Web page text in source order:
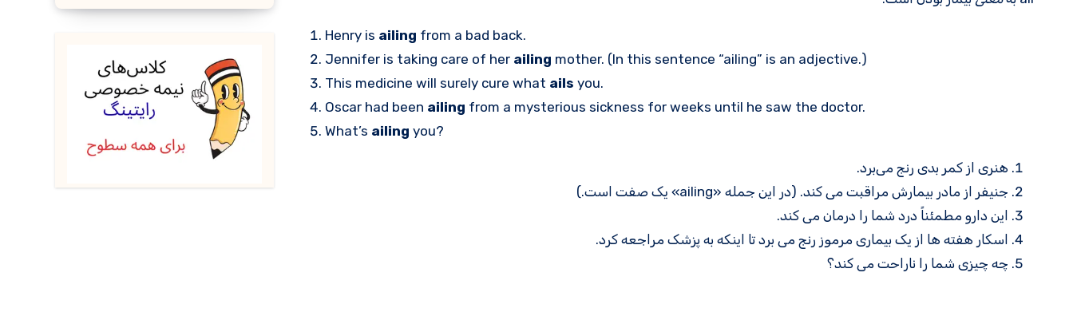
Henry is ailing from a bad back.
Jennifer is taking care of her ailing mother. (In this sentence “ailing” is an adjective.)
This medicine will surely cure what ails you.
Oscar had been ailing from a mysterious sickness for weeks until he saw the doctor.
What’s ailing you?
هنری از کمر بدی رنج می‌برد.
جنیفر از مادر بیمارش مراقبت می کند. (در این جمله «ailing» یک صفت است.)
این دارو مطمئناً درد شما را درمان می کند.
اسکار هفته ها از یک بیماری مرموز رنج می برد تا اینکه به پزشک مراجعه کرد.
چه چیزی شما را ناراحت می کند؟